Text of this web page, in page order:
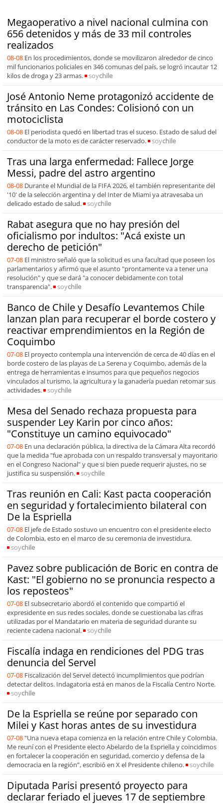
Megaoperativo a nivel nacional culmina con
656 detenidos y más de 33 mil controles
realizados
08-08 En los procedimientos, donde se movilizaron alrededor de cinco
mil funcionarios policiales en 346 comunas del país, se logró incautar 12
kilos de droga y 23 armas.
soychile
José Antonio Neme protagonizó accidente de
tránsito en Las Condes: Colisionó con un
motociclista
08-08 El periodista quedó en libertad tras el suceso. Estado de salud del
conductor de la moto es de carácter reservado.
soychile
Tras una larga enfermedad: Fallece Jorge
Messi, padre del astro argentino
08-08 Durante el Mundial de la FIFA 2026, el también representante del
'10' de la selección argentina y del Inter de Miami ya atravesaba un
delicado estado de salud.
soychile
Rabat asegura que no hay presión del
oficialismo por indultos: "Acá existe un
derecho de petición"
07-08 El ministro señaló que la solicitud es una facultad que poseen los
parlamentarios y afirmó que el asunto "prontamente va a tener una
resolución" y que se dará "a conocer debidamente con total
transparencia".
soychile
Banco de Chile y Desafío Levantemos Chile
lanzan plan para recuperar el borde costero y
reactivar emprendimientos en la Región de
Coquimbo
07-08 El proyecto contempla una intervención de cerca de 40 días en el
borde costero de las playas de La Serena y Coquimbo, además de la
entrega de herramientas e insumos para que pequeños negocios
vinculados al turismo, la agricultura y la ganadería puedan retomar sus
actividades.
soychile
Mesa del Senado rechaza propuesta para
suspender Ley Karin por cinco años:
"Constituye un camino equivocado"
07-08 En una declaración pública, la directiva de la Cámara Alta recordó
que la medida "fue aprobada con un respaldo transversal y mayoritario
en el Congreso Nacional" y que si bien puede requerir ajustes, no se
justifica su suspensión.
soychile
Tras reunión en Cali: Kast pacta cooperación
en seguridad y fortalecimiento bilateral con
De la Espriella
07-08 El jefe de Estado sostuvo un encuentro con el presidente electo
de Colombia, esto en el marco de su ceremonia de investidura.
soychile
Pavez sobre publicación de Boric en contra de
Kast: "El gobierno no se pronuncia respecto a
los reposteos"
07-08 El subsecretario abordó el contenido que compartió el
expresidente en sus redes sociales, donde se cuestionaba las cifras
utilizadas por el Mandatario en materia de seguridad durante su
reciente cadena nacional.
soychile
Fiscalía indaga en rendiciones del PDG tras
denuncia del Servel
07-08 Fiscalización del Servel detectó incumplimientos que podrían
detectar delitos. Indagatoria está en manos de la Fiscalía Centro Norte.
soychile
De la Espriella se reúne por separado con
Milei y Kast horas antes de su investidura
07-08 "Una nueva etapa comienza en la relación entre Chile y Colombia.
Me reuní con el Presidente electo Abelardo de la Espriella y coincidimos
en fortalecer la cooperación en seguridad, comercio y defensa de la
democracia en la región”, escribió en X el Presidente chileno.
soychile
Diputada Parisi presentó proyecto para
declarar feriado el jueves 17 de septiembre